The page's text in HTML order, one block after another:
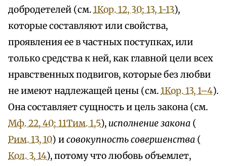
добродетелей (см.1Кор. 12, 30; 13, 1-13),
которые составляют или свойства,
проявления ее в частных поступках, или
только средства к ней, как главной цели всех
нравственных подвигов, которые без любви
не имеют надлежащей цены (см.1Кор. 13, 1–4).
Она составляет сущность и цель закона (см.
Мф. 22, 40; 11Тим. 1,5), исполнение закона (
Рим. 13, 10) исовокупность совершенства (
Кол. 3, 14), потому что любовь объемлет,